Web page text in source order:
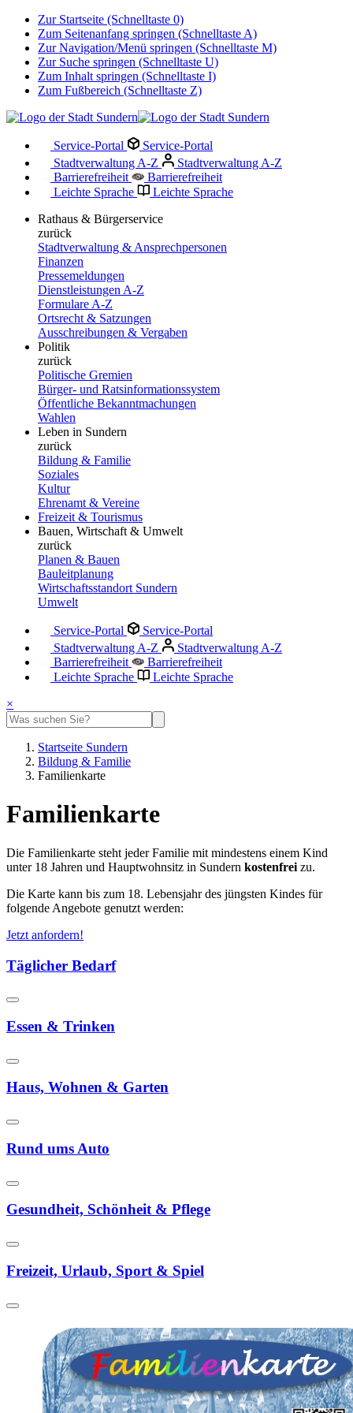
Zur Startseite (Schnelltaste 0)
Zum Seitenanfang springen (Schnelltaste A)
Zur Navigation/Menü springen (Schnelltaste M)
Zur Suche springen (Schnelltaste U)
Zum Inhalt springen (Schnelltaste I)
Zum Fußbereich (Schnelltaste Z)
Service-Portal
Service-Portal
Stadtverwaltung A-Z
Stadtverwaltung A-Z
Barrierefreiheit
Barrierefreiheit
Leichte Sprache
Leichte Sprache
Rathaus & Bürgerservice
zurück
Stadtverwaltung & Ansprechpersonen
Finanzen
Pressemeldungen
Dienstleistungen A-Z
Formulare A-Z
Ortsrecht & Satzungen
Ausschreibungen & Vergaben
Politik
zurück
Politische Gremien
Bürger- und Ratsinformationssystem
Öffentliche Bekanntmachungen
Wahlen
Leben in Sundern
zurück
Bildung & Familie
Soziales
Kultur
Ehrenamt & Vereine
Freizeit & Tourismus
Bauen, Wirtschaft & Umwelt
zurück
Planen & Bauen
Bauleitplanung
Wirtschaftsstandort Sundern
Umwelt
Service-Portal
Service-Portal
Stadtverwaltung A-Z
Stadtverwaltung A-Z
Barrierefreiheit
Barrierefreiheit
Leichte Sprache
Leichte Sprache
×
Startseite Sundern
Bildung & Familie
Familienkarte
Familienkarte
Die Familienkarte steht jeder Familie mit mindestens einem Kind
unter 18 Jahren und Hauptwohnsitz in Sundern kostenfrei zu.
Die Karte kann bis zum 18. Lebensjahr des jüngsten Kindes für
folgende Angebote genutzt werden:
Jetzt anfordern!
Täglicher Bedarf
Essen & Trinken
Haus, Wohnen & Garten
Rund ums Auto
Gesundheit, Schönheit & Pflege
Freizeit, Urlaub, Sport & Spiel